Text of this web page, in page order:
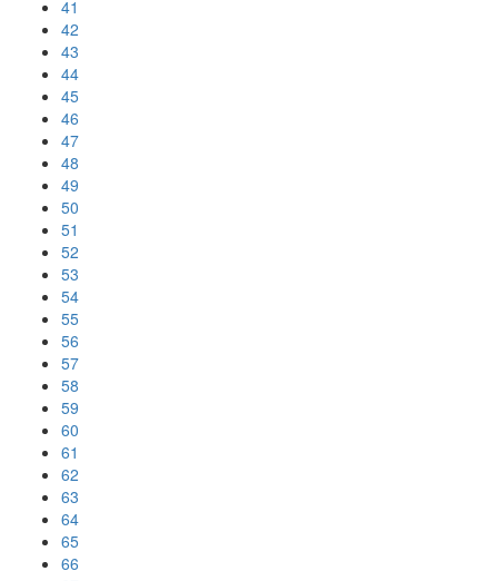
41
42
43
44
45
46
47
48
49
50
51
52
53
54
55
56
57
58
59
60
61
62
63
64
65
66